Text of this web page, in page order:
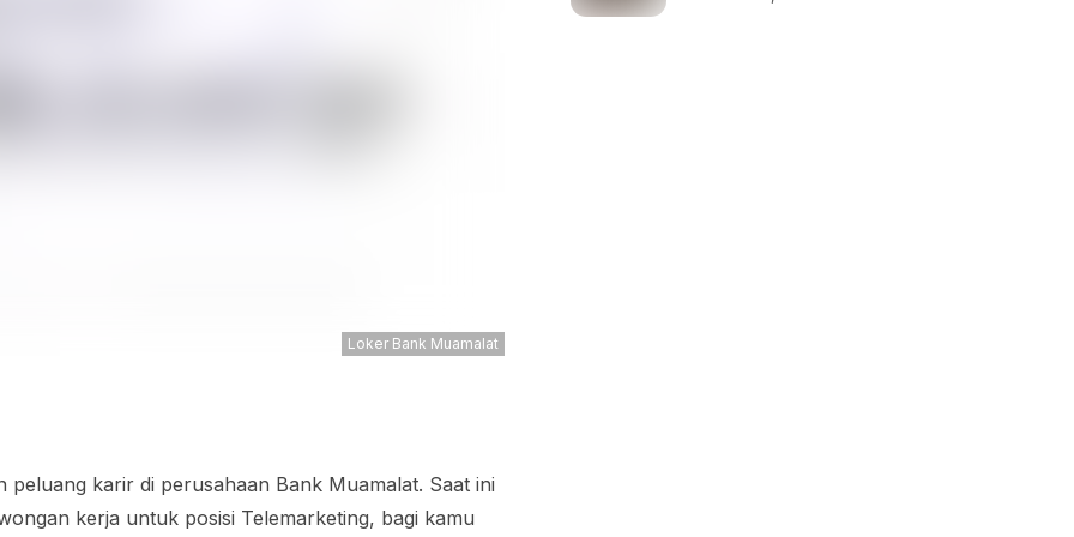
Loker Bank Muamalat
peluang karir di perusahaan Bank Muamalat. Saat ini
kerja untuk posisi Telemarketing, bagi kamu